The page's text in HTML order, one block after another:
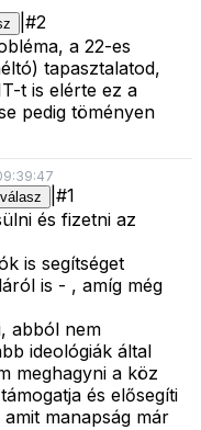
#2
a 22-es
tapasztalatod,
t is elérte ez a
pedig töményen
válasz #1
és fizetni az
is segítséget
is - , amíg még
abból nem
ideológiák által
meghagyni a köz
és elősegíti
manapság már